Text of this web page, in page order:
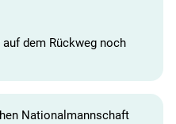
dem Rückweg noch
Nationalmannschaft